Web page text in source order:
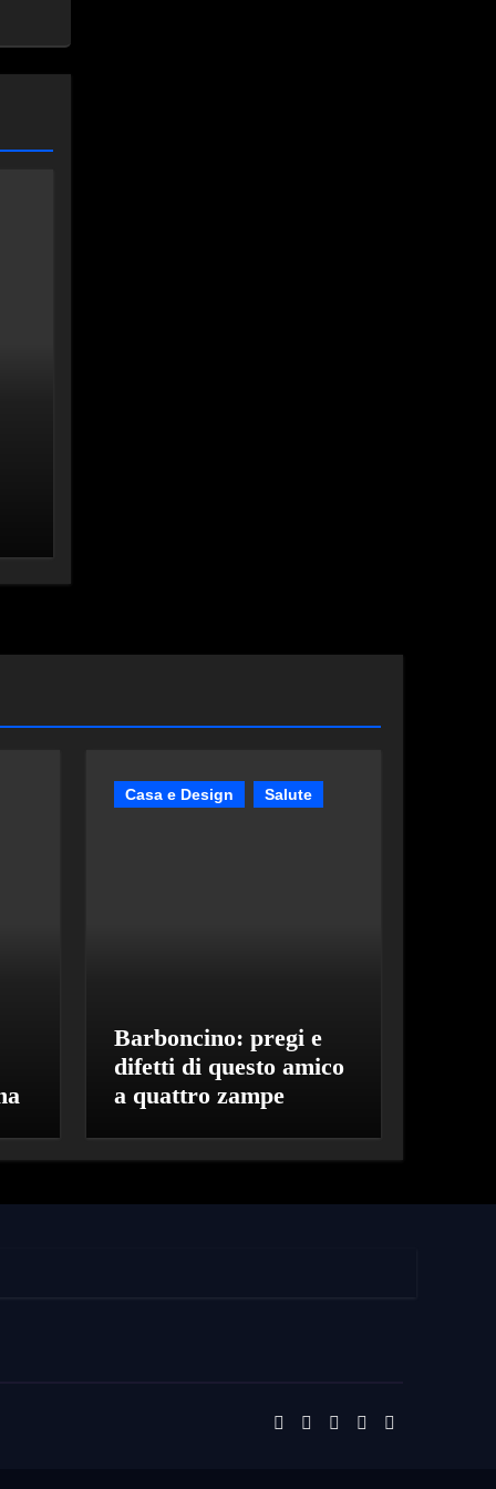
Casa e Design Salute
Barboncino: pregi e
difetti di questo amico
a quattro zampe